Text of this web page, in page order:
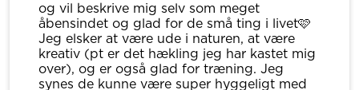
og vil beskrive mig selv som meget
åbensindet og glad for de små ting i livet🩷
Jeg elsker at være ude i naturen, at være
kreativ (pt er det hækling jeg har kastet mig
over), og er også glad for træning. Jeg
synes de kunne være super hyggeligt med